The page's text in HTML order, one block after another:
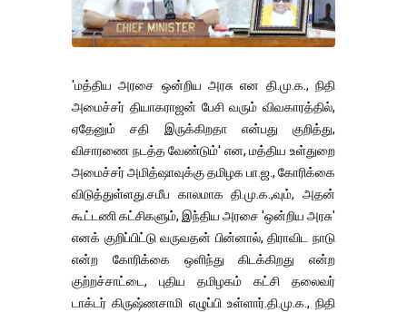
'மத்திய அரசை ஒன்றிய அரசு என தி.மு.க., நிதி
அமைச்சர் தியாகராஜன் பேசி வரும் விவகாரத்தில்,
ஏதேனும் சதி இருக்கிறதா என்பது குறித்து,
விசாரணை நடத்த வேண்டும்' என, மத்திய உள்துறை
அமைச்சர் அமித்ஷாவுக்கு தமிழக பா.ஜ., கோரிக்கை
விடுத்துள்ளது.சமீப காலமாக தி.மு.க.,வும், அதன்
கூட்டணி கட்சிகளும், இந்திய அரசை 'ஒன்றிய அரசு'
எனக் குறிப்பிட்டு வருவதன் பின்னால், திராவிட நாடு
என்ற கோரிக்கை ஒளிந்து கிடக்கிறது என்ற
குற்றச்சாட்டை, புதிய தமிழகம் கட்சி தலைவர்
டாக்டர் கிருஷ்ணசாமி எழுப்பி உள்ளார்.தி.மு.க., நிதி